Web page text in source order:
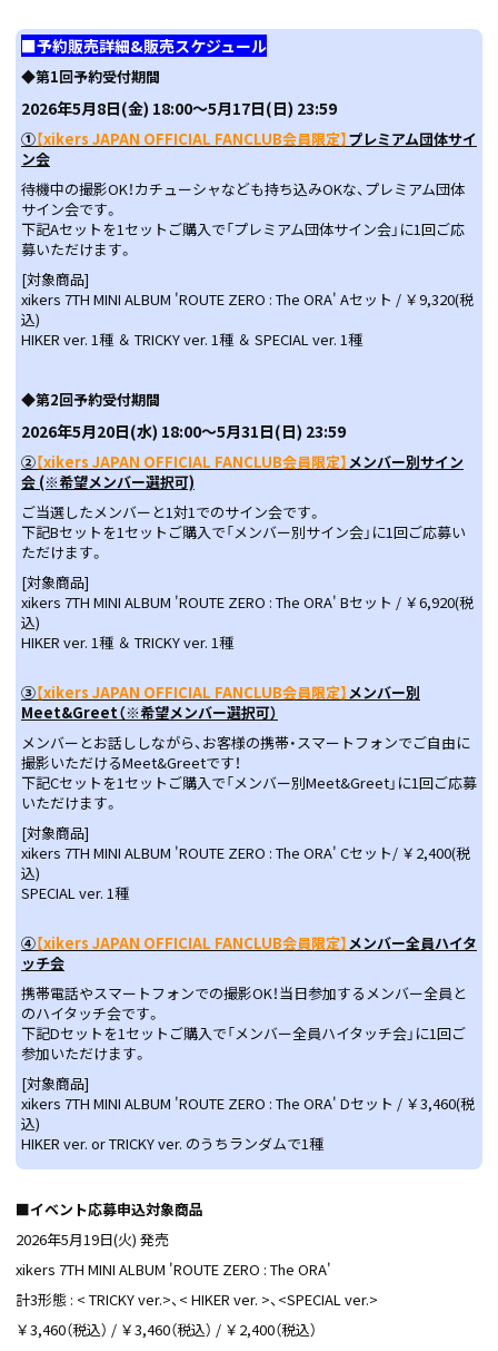
■予約販売詳細&販売スケジュール
◆第1回予約受付期間
2026年5月8日(金) 18:00〜5月17日(日) 23:59
①【xikers JAPAN OFFICIAL FANCLUB会員限定】プレミアム団体サイ
ン会
待機中の撮影OK！カチューシャなども持ち込みOKな、プレミアム団体
サイン会です。
下記Aセットを1セットご購入で「プレミアム団体サイン会」に1回ご応
募いただけます。
[対象商品]
xikers 7TH MINI ALBUM 'ROUTE ZERO : The ORA' Aセット / ￥9,320(税
込)
HIKER ver. 1種 ＆ TRICKY ver. 1種 ＆ SPECIAL ver. 1種
◆第2回予約受付期間
2026年5月20日(水) 18:00〜5月31日(日) 23:59
②【xikers JAPAN OFFICIAL FANCLUB会員限定】メンバー別サイン
会 (※希望メンバー選択可)
ご当選したメンバーと1対1でのサイン会です。
下記Bセットを1セットご購入で「メンバー別サイン会」に1回ご応募い
ただけます。
[対象商品]
xikers 7TH MINI ALBUM 'ROUTE ZERO : The ORA' Bセット / ￥6,920(税
込)
HIKER ver. 1種 ＆ TRICKY ver. 1種
③【xikers JAPAN OFFICIAL FANCLUB会員限定】メンバー別
Meet&Greet（※希望メンバー選択可）
メンバーとお話ししながら、お客様の携帯・スマートフォンでご自由に
撮影いただけるMeet&Greetです！
下記Cセットを1セットご購入で「メンバー別Meet&Greet」に1回ご応募
いただけます。
[対象商品]
xikers 7TH MINI ALBUM 'ROUTE ZERO : The ORA' Cセット/ ￥2,400(税
込)
SPECIAL ver. 1種
④【xikers JAPAN OFFICIAL FANCLUB会員限定】メンバー全員ハイタ
ッチ会
携帯電話やスマートフォンでの撮影OK！当日参加するメンバー全員と
のハイタッチ会です。
下記Dセットを1セットご購入で「メンバー全員ハイタッチ会」に1回ご
参加いただけます。
[対象商品]
xikers 7TH MINI ALBUM 'ROUTE ZERO : The ORA' Dセット / ￥3,460(税
込)
HIKER ver. or TRICKY ver. のうちランダムで1種
■イベント応募申込対象商品
2026年5月19日(火) 発売
xikers 7TH MINI ALBUM 'ROUTE ZERO : The ORA'
計3形態 : < TRICKY ver.>、< HIKER ver. >、<SPECIAL ver.>
￥3,460（税込） / ￥3,460（税込） / ￥2,400（税込）